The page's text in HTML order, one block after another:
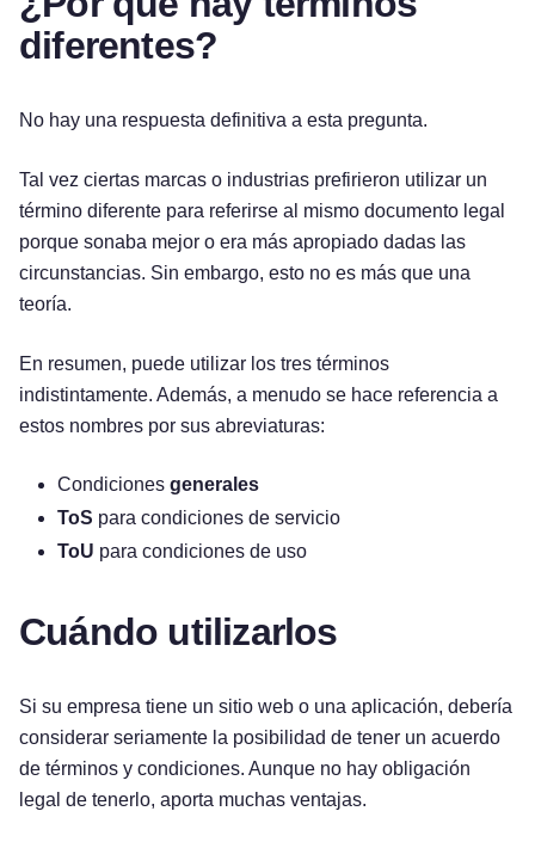
diferentes?
No hay una respuesta definitiva a esta pregunta.
Tal vez ciertas marcas o industrias prefirieron utilizar un
término diferente para referirse al mismo documento legal
porque sonaba mejor o era más apropiado dadas las
circunstancias. Sin embargo, esto no es más que una
teoría.
En resumen, puede utilizar los tres términos
indistintamente. Además, a menudo se hace referencia a
estos nombres por sus abreviaturas:
Condiciones generales
ToS para condiciones de servicio
ToU para condiciones de uso
Cuándo utilizarlos
Si su empresa tiene un sitio web o una aplicación, debería
considerar seriamente la posibilidad de tener un acuerdo
de términos y condiciones. Aunque no hay obligación
legal de tenerlo, aporta muchas ventajas.